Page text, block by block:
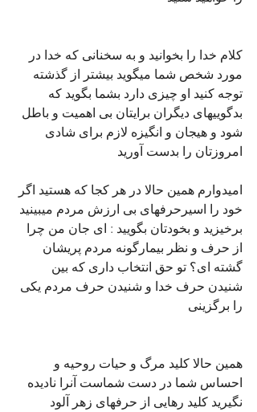
کلام خدا را بخوانید و به سخنانی که خدا در
مورد شخص شما میگوید بیشتر از گذشته
توجه کنید او چیزی دارد بشما بگوید که
بدگوییهای دیگران برایتان بی اهمیت و باطل
شود و هیجان و انگیزه لازم برای شادی
امروزتان را بدست آورید
امیدوارم همین حالا در هر کجا که هستید اگر
خود را اسیرحرفهای بی ارزش مردم میبینید
برخیزید و بخودتان بگویید : ای جان من چرا
از حرف و نظر بیمارگونه مردم پریشان
گشته ای؟ تو حق انتخاب داری که بین
شنیدن حرف خدا و شنیدن حرف مردم یکی
را برگزینی
همین حالا کلید مرگ و حیات روحیه و
احساس شما در دست شماست آنرا نادیده
نگیرید کلید رهایی از حرفهای زهر آلود